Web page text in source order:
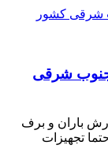
جنوب شرقی
کرد: ۲۴ استان با بارش باران و برف
تجهیزات